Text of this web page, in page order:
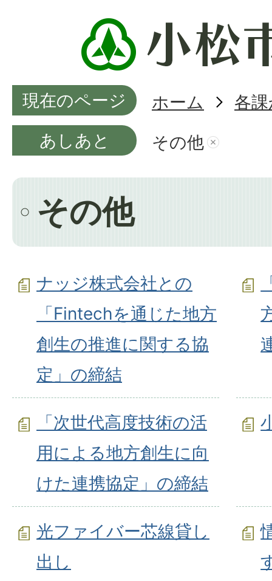
現在のページ ホーム
各
あしあと
その他
その他
ナッジ株式会社との
「Fintechを通じた地方
創生の推進に関する協
定」の締結
「次世代高度技術の活
用による地方創生に向
けた連携協定」の締結
光ファイバー芯線貸し
出し